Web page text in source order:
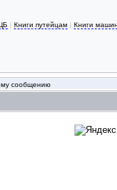
| Книги путейцам| Книги
сообщению